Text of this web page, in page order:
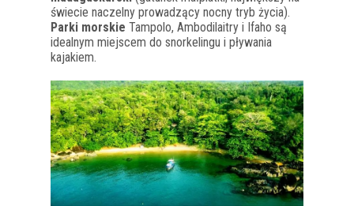
świecie naczelny prowadzący nocny tryb życia).
Parki morskie Tampolo, Ambodilaitry i Ifaho są
idealnym miejscem do snorkelingu i pływania
kajakiem.